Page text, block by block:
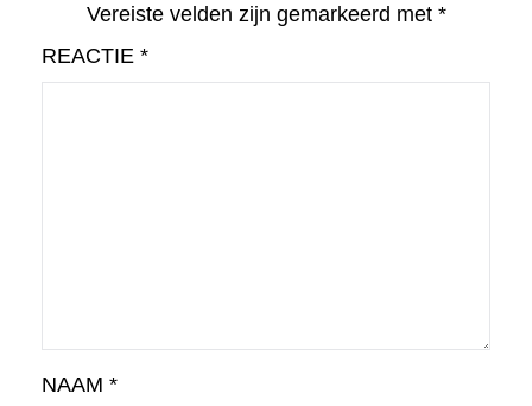
Vereiste velden zijn gemarkeerd met *
REACTIE *
NAAM *